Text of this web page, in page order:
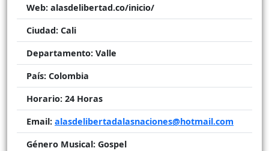
Web: alasdelibertad.co/inicio/
Ciudad: Cali
Departamento: Valle
País: Colombia
Horario: 24 Horas
Email: alasdelibertadalasnaciones@hotmail.com
Género Musical: Gospel